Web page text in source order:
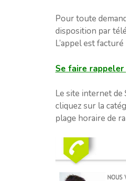
Pour toute
disposition par
L’appel est
Se faire
Le site internet de
cliquez sur la
plage horaire de